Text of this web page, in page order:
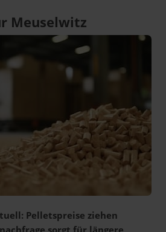
Meuselwitz
Pelletspreise ziehen